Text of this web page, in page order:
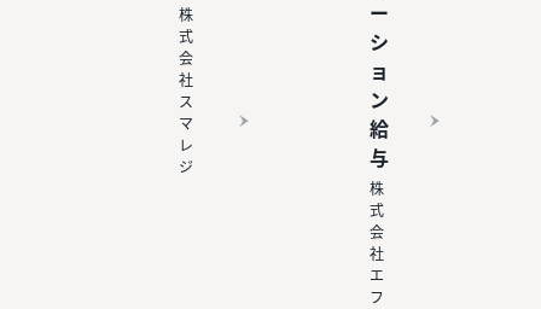
株
式
会
社
ス
マ
レ
ジ
ー
シ
ョ
ン
給
与
株
式
会
社
エ
フ